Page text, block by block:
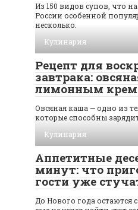
Из 150 видов супов, что
России особенной
несколько.
Кулинария
Рецепт для
завтрака:
лимонным
Овсяная каша — одно из
которые способны
Кулинария
Аппетитные
минут: что
гости уже
До Нового года остаются